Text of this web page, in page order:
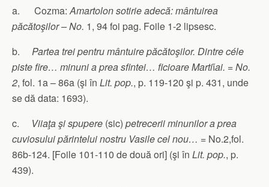
a. Cozma:Amartolon sotirie adecă: mântuirea
păcătoşilor – No. 1, 94 foi pag. Foile 1-2 lipsesc.
b. Partea trei pentru mântuire păcătoşilor. Dintre céle
piste fire… minuni a prea sfintei… ficioare Martiǐai. = No.
2, fol. 1a – 86a (şi în Lit. pop., p. 119-120 şi p. 431, unde
se dă data: 1693).
c. Viiaţa şi spupere (sic) petrecerii minunilor a prea
cuviosului părintelui nostru Vasile cel nou… = No.2,fol.
86b-124. [Foile 101-110 de două ori] (şi în Lit. pop., p.
439).